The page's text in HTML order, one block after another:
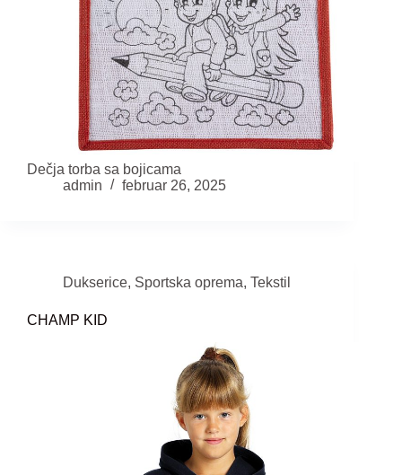
Dečja torba sa bojicama
admin
februar 26, 2025
Dukserice, Sportska oprema, Tekstil
CHAMP KID